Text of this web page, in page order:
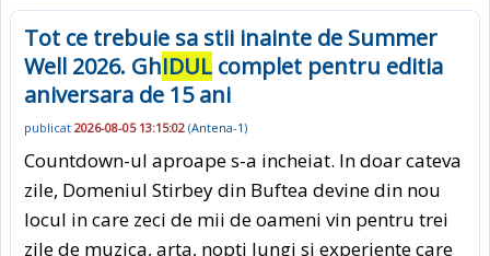
Tot ce trebuie sa stii inainte de Summer
Well 2026. GhIDUL complet pentru editia
aniversara de 15 ani
publicat 2026-08-05 13:15:02 (Antena-1)
Countdown-ul aproape s-a incheiat. In doar cateva
zile, Domeniul Stirbey din Buftea devine din nou
locul in care zeci de mii de oameni vin pentru trei
zile de muzica, arta, nopti lungi si experiente care